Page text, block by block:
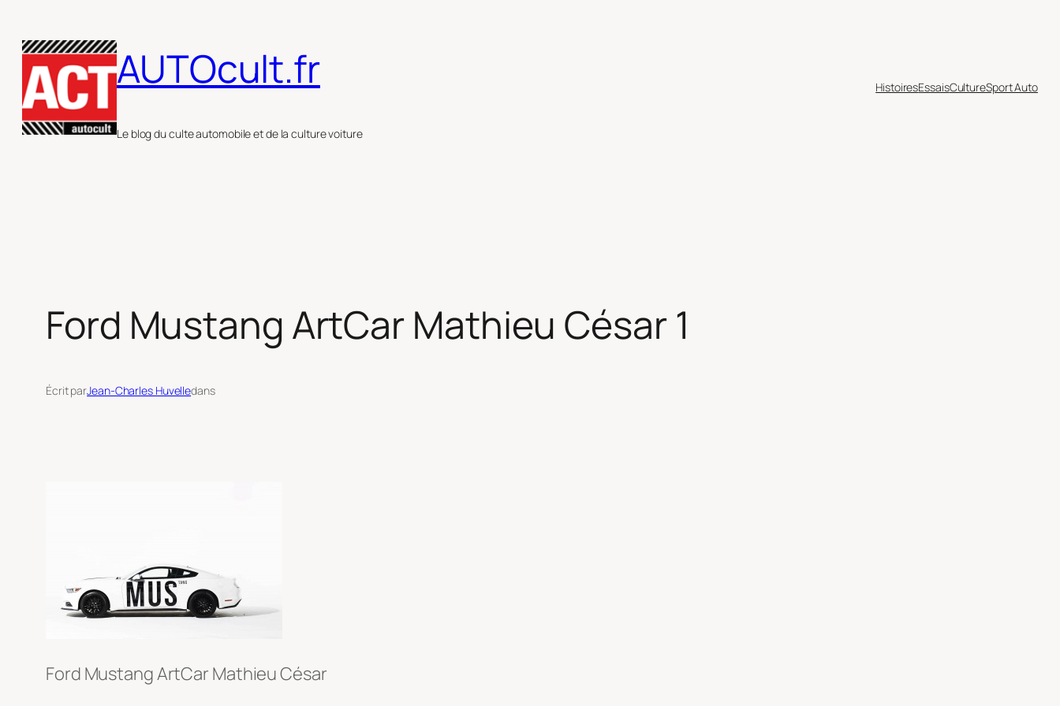
au
contenu
AUTOcult.fr
Le blog du culte automobile et de la culture voiture
HistoiresEssaisCultureSport Auto
Ford Mustang ArtCar Mathieu César 1
Écrit parJean-Charles Huvelledans
Ford Mustang ArtCar Mathieu César